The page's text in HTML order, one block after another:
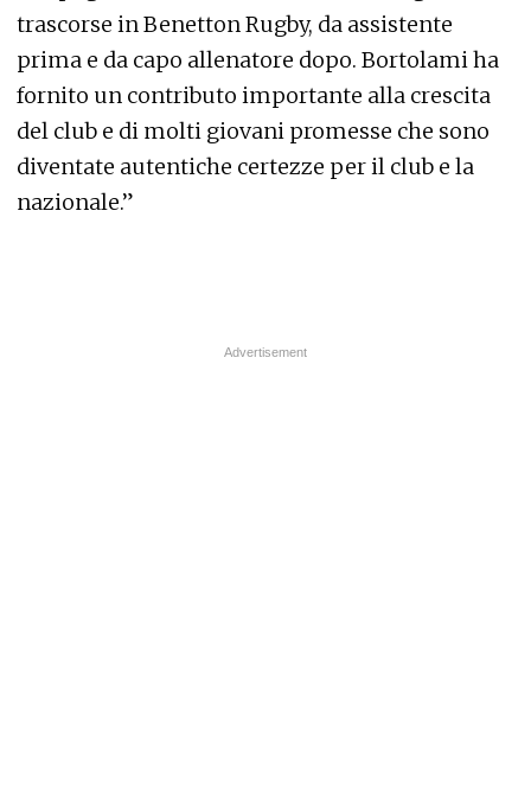
trascorse in Benetton Rugby, da assistente
prima e da capo allenatore dopo. Bortolami ha
fornito un contributo importante alla crescita
del club e di molti giovani promesse che sono
diventate autentiche certezze per il club e la
nazionale.”